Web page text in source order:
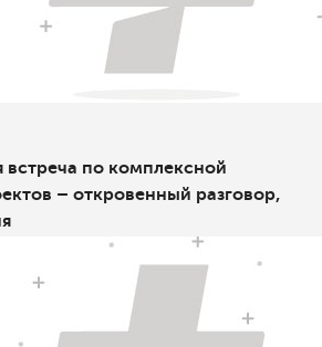
встреча по комплексной
– откровенный разговор,